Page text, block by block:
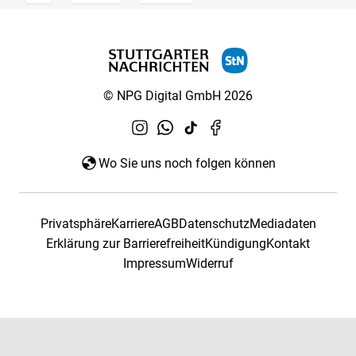
© NPG Digital GmbH 2026
Wo Sie uns noch folgen können
PrivatsphäreKarriereAGBDatenschutzMediadaten
Erklärung zur BarrierefreiheitKündigungKontakt
ImpressumWiderruf